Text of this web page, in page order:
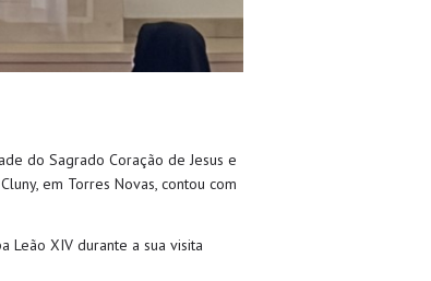
do Sagrado Coração de Jesus e
em Torres Novas, contou com
Leão XIV durante a sua visita